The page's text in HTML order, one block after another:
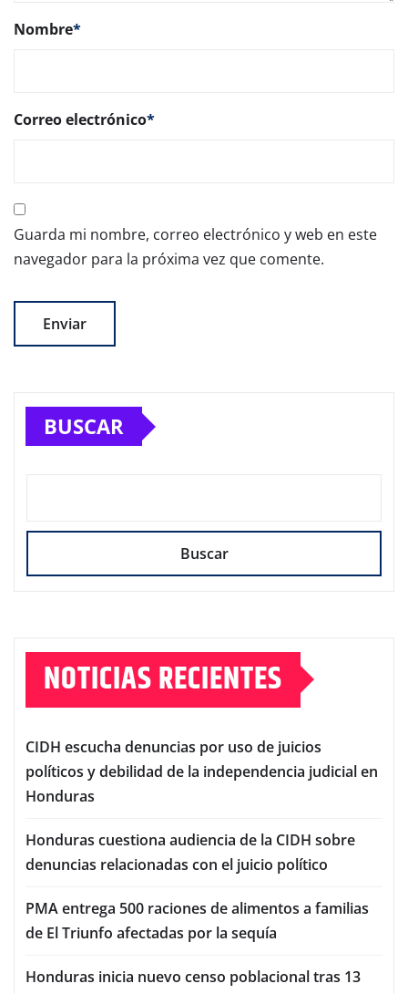
Nombre*
Correo electrónico*
Guarda mi nombre, correo electrónico y web en este
navegador para la próxima vez que comente.
BUSCAR
Buscar
NOTICIAS RECIENTES
CIDH escucha denuncias por uso de juicios
políticos y debilidad de la independencia judicial en
Honduras
Honduras cuestiona audiencia de la CIDH sobre
denuncias relacionadas con el juicio político
PMA entrega 500 raciones de alimentos a familias
de El Triunfo afectadas por la sequía
Honduras inicia nuevo censo poblacional tras 13